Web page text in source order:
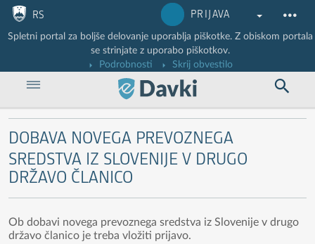
Nadaljuj na vsebino
Nadaljuj na vsebino zaprtega portala
RS PRIJAVA
Spletni portal za boljše delovanje uporablja piškotke. Z obiskom portala
se strinjate z uporabo piškotkov.
Podrobnosti
Skrij obvestilo
DOBAVA NOVEGA PREVOZNEGA
SREDSTVA IZ SLOVENIJE V DRUGO
DRŽAVO ČLANICO
Ob dobavi novega prevoznega sredstva iz Slovenije v drugo
državo članico je treba vložiti prijavo.